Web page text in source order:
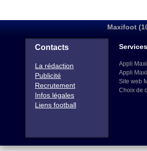
Maxifoot
Contacts
La rédaction
Publicité
Recrutement
Infos légales
Liens football
Appli
Appli
Site web
Choix de